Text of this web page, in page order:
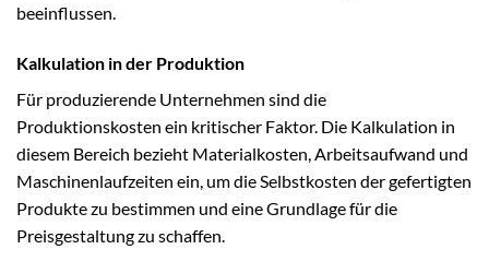
beeinflussen.
Kalkulation in der Produktion
Für produzierende Unternehmen sind die
Produktionskosten ein kritischer Faktor. Die Kalkulation in
diesem Bereich bezieht Materialkosten, Arbeitsaufwand und
Maschinenlaufzeiten ein, um die Selbstkosten der gefertigten
Produkte zu bestimmen und eine Grundlage für die
Preisgestaltung zu schaffen.